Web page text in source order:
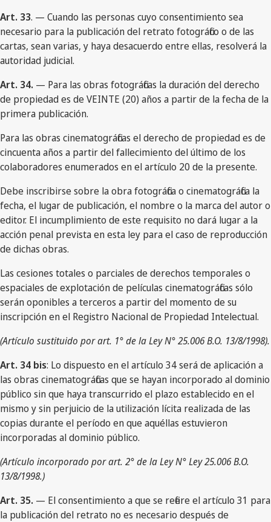
Art. 33. — Cuando las personas cuyo consentimiento sea
necesario para la publicación del retrato fotográfico o de las
cartas, sean varias, y haya desacuerdo entre ellas, resolverá la
autoridad judicial.
Art. 34. — Para las obras fotográficas la duración del derecho
de propiedad es de VEINTE (20) años a partir de la fecha de la
primera publicación.
Para las obras cinematográficas el derecho de propiedad es de
cincuenta años a partir del fallecimiento del último de los
colaboradores enumerados en el artículo 20 de la presente.
Debe inscribirse sobre la obra fotográfica o cinematográfica la
fecha, el lugar de publicación, el nombre o la marca del autor o
editor. El incumplimiento de este requisito no dará lugar a la
acción penal prevista en esta ley para el caso de reproducción
de dichas obras.
Las cesiones totales o parciales de derechos temporales o
espaciales de explotación de películas cinematográficas sólo
serán oponibles a terceros a partir del momento de su
inscripción en el Registro Nacional de Propiedad Intelectual.
(Artículo sustituido por art. 1° de la Ley N° 25.006 B.O. 13/8/1998).
Art. 34 bis: Lo dispuesto en el artículo 34 será de aplicación a
las obras cinematográficas que se hayan incorporado al dominio
público sin que haya transcurrido el plazo establecido en el
mismo y sin perjuicio de la utilización lícita realizada de las
copias durante el período en que aquéllas estuvieron
incorporadas al dominio público.
(Artículo incorporado por art. 2° de la Ley N° Ley 25.006 B.O.
13/8/1998.)
Art. 35. — El consentimiento a que se refiere el artículo 31 para
la publicación del retrato no es necesario después de